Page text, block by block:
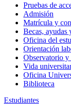
Pruebas de
Admisión
Matrícula y
Becas, ayudas
Oficina del
Orientación
Observatorio y
Vida
Oficina
Biblioteca
Estudiantes